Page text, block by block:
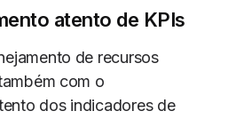
atento de KPIs
de recursos
com o
dos indicadores de